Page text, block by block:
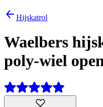
Hijskatrol
Waelbers
poly-wiel